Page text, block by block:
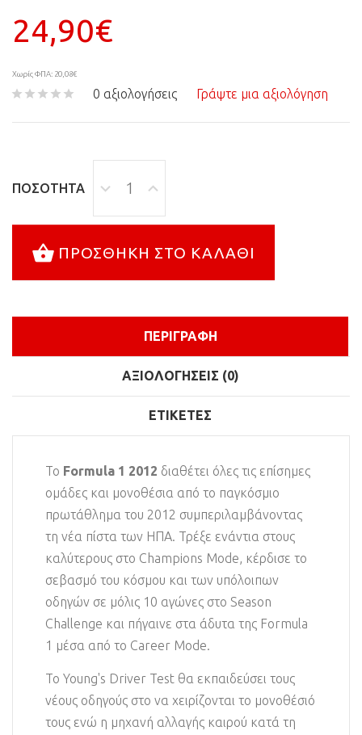
24,90€
Χωρίς ΦΠΑ: 20,08€
0 αξιολογήσεις Γράψτε μια αξιολόγηση
ΠΟΣΌΤΗΤΑ
ΠΡΟΣΘΉΚΗ ΣΤΟ ΚΑΛΆΘΙ
ΠΕΡΙΓΡΑΦΉ
ΑΞΙΟΛΟΓΉΣΕΙΣ (0)
ΕΤΙΚΈΤΕΣ
Το Formula 1 2012 διαθέτει όλες τις επίσημες
ομάδες και μονοθέσια από το παγκόσμιο
πρωτάθλημα του 2012 συμπεριλαμβάνοντας
τη νέα πίστα των ΗΠΑ. Τρέξε ενάντια στους
καλύτερους στο Champions Mode, κέρδισε το
σεβασμό του κόσμου και των υπόλοιπων
οδηγών σε μόλις 10 αγώνες στο Season
Challenge και πήγαινε στα άδυτα της Formula
1 μέσα από το Career Mode.
Το Young's Driver Test θα εκπαιδεύσει τους
νέους οδηγούς στο να χειρίζονται το μονοθέσιό
τους ενώ η μηχανή αλλαγής καιρού κατά τη